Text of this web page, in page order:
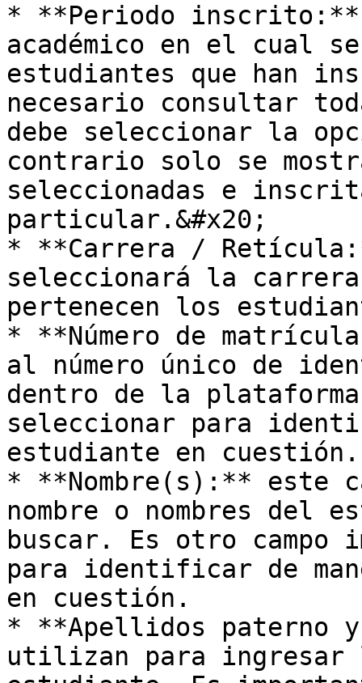
* **Periodo inscrito:**
académico en el cual
estudiantes que han
necesario consultar
debe seleccionar la
contrario solo se
seleccionadas e
particular.&#x20;
* **Carrera /
seleccionará la
pertenecen los
* **Número de
al número único de
dentro de la
seleccionar para
estudiante en cuestión.
* **Nombre(s):** este
nombre o nombres del
buscar. Es otro campo
para identificar de
en cuestión.
* **Apellidos paterno y
utilizan para ingresar